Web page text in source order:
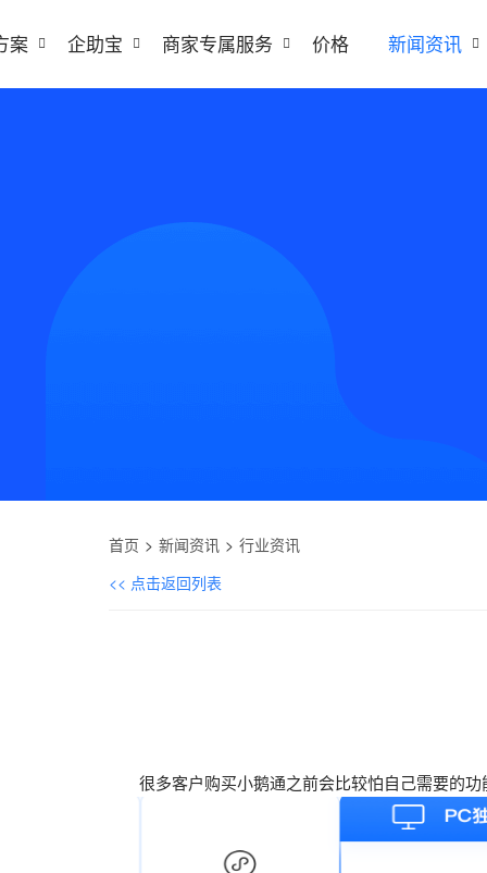
案 企助宝 商家专属服务 价格 新闻资讯
首页 新闻资讯
行业资讯
<< 点击返回列表
很多客户购买小鹅通之前会比较怕自己需要的功